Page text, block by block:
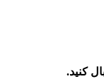
کنید.